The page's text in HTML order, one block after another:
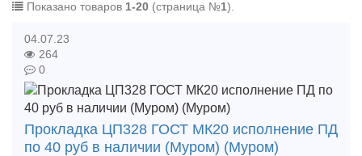
Показано товаров 1-20 (страница №1).
04.07.23
264
0
Прокладка ЦП328 ГОСТ МК20 исполнение ПД
по 40 руб в наличии (Муром) (Муром)